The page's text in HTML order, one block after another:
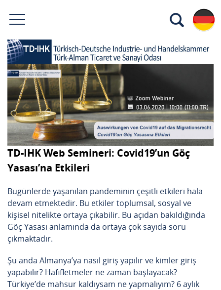
TD-IHK Web Semineri: Covid19’un Göç
Yasası’na Etkileri
Bugünlerde yaşanılan pandeminin çeşitli etkileri hala
devam etmektedir. Bu etkiler toplumsal, sosyal ve
kişisel nitelikte ortaya çıkabilir. Bu açıdan bakıldığında
Göç Yasası anlamında da ortaya çok sayıda soru
çıkmaktadır.
Şu anda Almanya’ya nasıl giriş yapılır ve kimler giriş
yapabilir? Hafifletmeler ne zaman başlayacak?
Türkiye’de mahsur kaldıysam ne yapmalıyım? 6 aylık